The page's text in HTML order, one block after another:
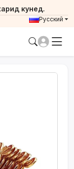
кунед.
Русский